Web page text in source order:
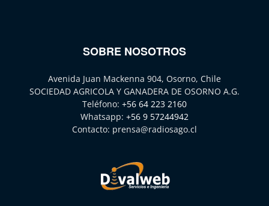
SOBRE NOSOTROS
Avenida Juan Mackenna 904, Osorno, Chile
SOCIEDAD AGRICOLA Y GANADERA DE OSORNO A.G.
Teléfono: +56 64 223 2160
Whatsapp: +56 9 57244942
Contacto: prensa@radiosago.cl